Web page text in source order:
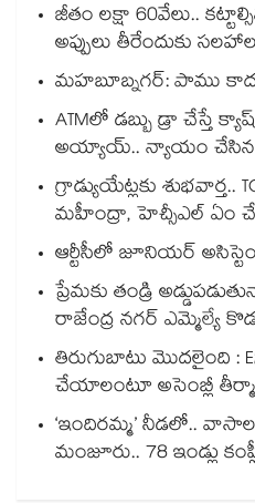
జీతం లక్షా 60వేలు..
అప్పులు తీరేందుకు
మహబూబ్నగర్: పాము
ATMలో డబ్బు డ్రా చేస్తే
అయ్యాయ్.. న్యాయం చేసిన
గ్రాడ్యుయేట్లకు శుభవార్త..
మహీంద్రా, హెచ్సీఎల్ ఏం
ఆర్టీసీలో జూనియర్
ప్రేమకు తండ్రి
రాజేంద్ర నగర్ ఎమ్మెల్యే
తిరుగుబాటు మొదలైంది :
చేయాలంటూ అసెంబ్లీ
‘ఇందిరమ్మ’ నీడలో..
మంజూరు.. 78 ఇండ్లు